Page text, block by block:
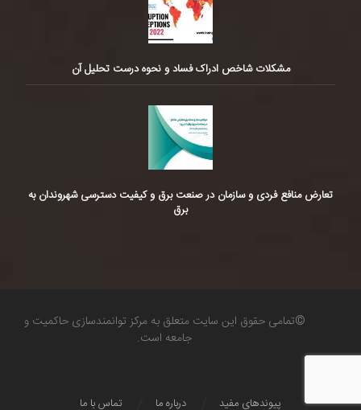
مشکلات شاخص ادراک فساد و نحوه درست تحلیل آن
تعارض منافع فردی و سازمان در صنعت برق و کیفیت دسترسی شهروندان به
برق
©تمامی حقوق این سایت متعلق به مرکز توانمندسازی حاکمیت و
جامعه است.
تماس با ما درباره ما پیوندهای مفید